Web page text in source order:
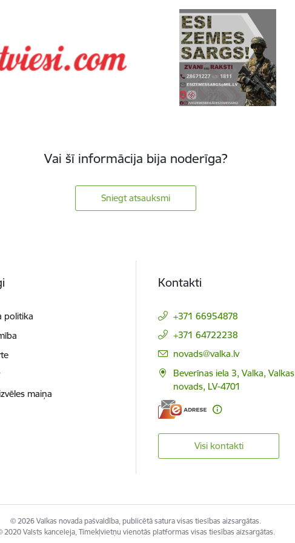
Vai šī informācija bija noderīga?
Sniegt atsauksmi
politika
maiņa
Kontakti
+371 66954878
+371 64722238
E-pasts:
novads@valka.lv
Beverīnas iela 3, Valka, Valkas
novads, LV-4701
Visi kontakti
© 2026 Valkas novada pašvaldība, publicētā satura visas tiesības aizsargātas.
2020 Valsts kanceleja, Tīmekļvietņu vienotās platformas visas tiesības aizsargātas.